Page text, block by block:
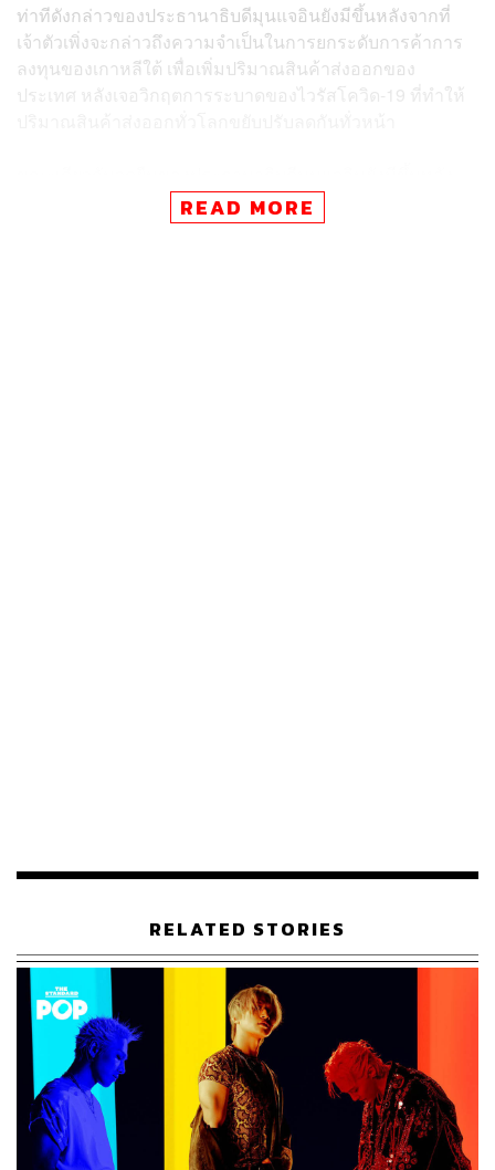
ท่าทีดังกล่าวของประธานาธิบดีมุนแจอินยังมีขึ้นหลังจากที่
เจ้าตัวเพิ่งจะกล่าวถึงความจำเป็นในการยกระดับการค้าการ
ลงทุนของเกาหลีใต้ เพื่อเพิ่มปริมาณสินค้าส่งออกของ
ประเทศ หลังเจอวิกฤตการระบาดของไวรัสโควิด-19 ที่ทำให้
จากที่ประธานาธิบดีสีจิ้นผิงของจีนออกมาเรียกร้องให้หลาย
ประเทศหันมาทบทวนการเข้าร่วมข้อตกลงการค้าเสรี
จากการค้าระหว่างประเทศที่ไทยต้องตัดสินใจว่าจะเข้าร่วม
หรือไม่ ซึ่งรวมถึงข้อตกลงเขตการค้าเสรี CPTPP นี้ด้วย
ดอนกล่าวว่า ทางคณะกรรมาธิการสภาผู้แทนราษฎรได้สรุป
ผลการศึกษาข้อดี-ข้อเสียของการเข้าร่วมความตกลงหุ้นส่วน
พันธมิตรทางการค้าภาคพื้นเอเชียแปซิฟิก (CPTPP) แล้ว
และผลการศึกษาจะส่งกลับมาให้คณะรัฐมนตรีได้พิจารณา
ร่วมกับผลการศึกษาของกระทรวงพาณิชย์เพื่อให้รัฐบาล
พิจารณาต่อไป
READ MORE
RELATED STORIES